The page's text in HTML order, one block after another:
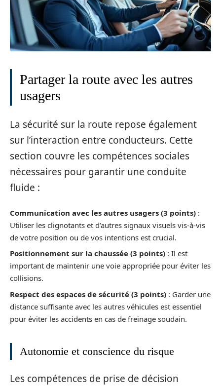
Partager la route avec les autres
usagers
La sécurité sur la route repose également
sur l’interaction entre conducteurs. Cette
section couvre les compétences sociales
nécessaires pour garantir une conduite
fluide :
Communication avec les autres usagers (3 points) :
Utiliser les clignotants et d’autres signaux visuels vis-à-vis
de votre position ou de vos intentions est crucial.
Positionnement sur la chaussée (3 points) : Il est
important de maintenir une voie appropriée pour éviter les
collisions.
Respect des espaces de sécurité (3 points) : Garder une
distance suffisante avec les autres véhicules est essentiel
pour éviter les accidents en cas de freinage soudain.
Autonomie et conscience du risque
Les compétences de prise de décision